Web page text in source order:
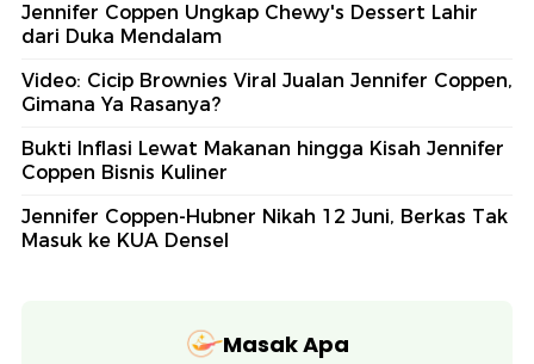
Jennifer Coppen Ungkap Chewy's Dessert Lahir
dari Duka Mendalam
Video: Cicip Brownies Viral Jualan Jennifer Coppen,
Gimana Ya Rasanya?
Bukti Inflasi Lewat Makanan hingga Kisah Jennifer
Coppen Bisnis Kuliner
Jennifer Coppen-Hubner Nikah 12 Juni, Berkas Tak
Masuk ke KUA Densel
Masak Apa